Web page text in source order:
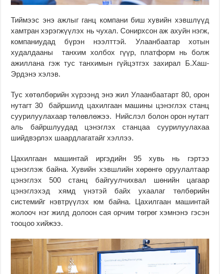
Тиймээс энэ ажлыг ганц компани биш хувийн хэвшлүүд
хамтран хэрэгжүүлэх нь чухал. Сонирхсон аж ахуйн нэгж,
компаниудад бүрэн нээлттэй. Улаанбаатар хотын
худалдааны танхим холбох гүүр, платформ нь болж
ажиллана гэж тус танхимын гүйцэтгэх захирал Б.Хаш-
Эрдэнэ хэлэв.
Тус хөтөлбөрийн хүрээнд энэ жил Улаанбаатарт 80, орон
нутагт 30 байршилд цахилгаан машины цэнэглэх станц
суурилуулахаар төлөвлөжээ. Нийслэл болон орон нутагт
аль байршлуудад цэнэглэх станцаа суурилуулахаа
шийдвэрлэх шаардлагатайг хэллээ.
Цахилгаан машинтай иргэдийн 95 хувь нь гэртээ
цэнэглэж байна. Хувийн хэвшлийн хөрөнгө оруулалтаар
цэнэглэх 500 станц байгуулчихвал шөнийн цагаар
цэнэглэхэд хямд үнэтэй байх ухаалаг төлбөрийн
системийг нэвтрүүлэх юм байна. Цахилгаан машинтай
жолооч нэг жилд долоон сая орчим төгрөг хэмнэнэ гэсэн
тооцоо хийжээ.